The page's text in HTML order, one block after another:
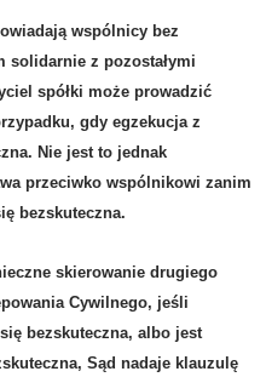
wspólnicy bez
solidarnie z pozostałymi
spółki może prowadzić
gdy egzekucja z
Nie jest to jednak
przeciwko wspólnikowi zanim
bezskuteczna.
skierowanie drugiego
Cywilnego, jeśli
bezskuteczna, albo jest
Sąd nadaje klauzulę